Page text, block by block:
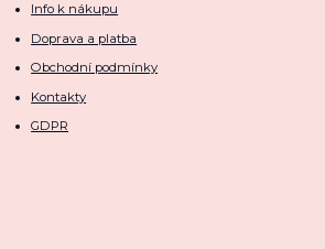
Info k nákupu
Doprava a platba
Obchodní podmínky
Kontakty
GDPR